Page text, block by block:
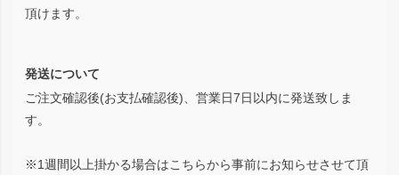
頂けます。
発送について
ご注文確認後(お支払確認後)、営業日7日以内に発送致しま
す。
※1週間以上掛かる場合はこちらから事前にお知らせさせて頂